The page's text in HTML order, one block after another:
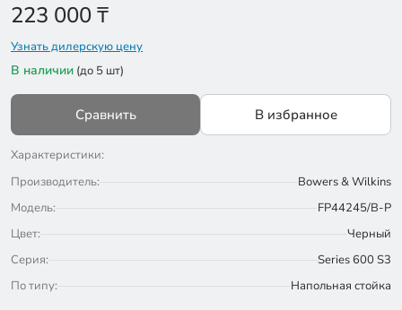
223 000₸
Узнать дилерскую цену
В наличии (до 5 шт)
Сравнить В избранное
Характеристики:
Производитель:
Bowers & Wilkins
Модель:
FP44245/B-P
Цвет:
Черный
Серия:
Series 600 S3
По типу:
Напольная стойка